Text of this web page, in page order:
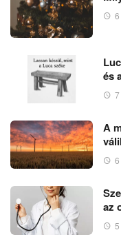
és
A
az